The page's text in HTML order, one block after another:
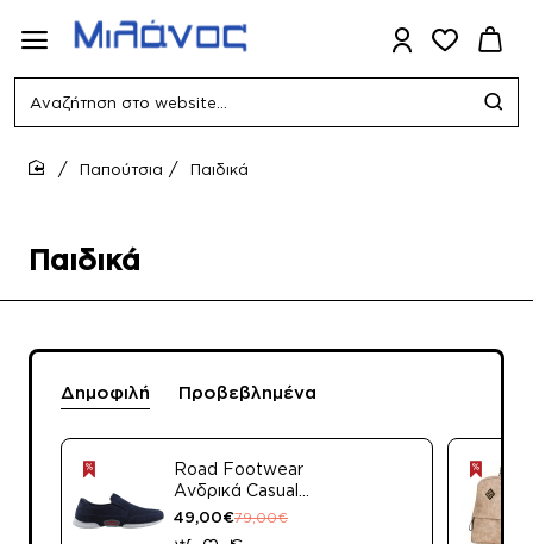
Αναζήτηση
website...
Παιδικά
Παπούτσια Παιδικά
Δημοφιλή Προβεβλημένα
Road Footwear
Ανδρικά Casual
Δέρμα 428 Πούρο
49,00€79,00€